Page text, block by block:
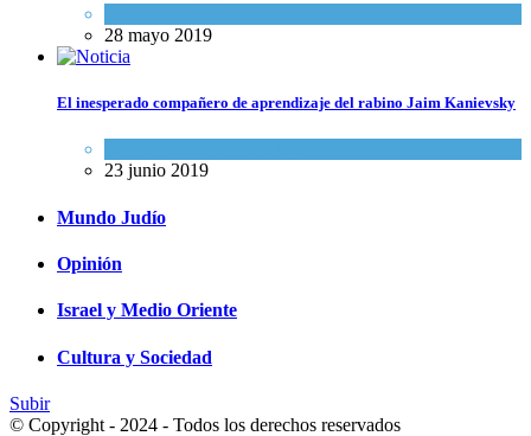
28 mayo 2019
El inesperado compañero de aprendizaje del rabino Jaim Kanievsky
23 junio 2019
Mundo Judío
Opinión
Israel y Medio Oriente
Cultura y Sociedad
Subir
© Copyright - 2024 - Todos los derechos reservados